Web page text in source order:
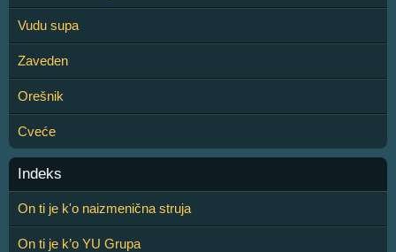
Vudu supa
Zaveden
Orešnik
Cveće
Indeks
On ti je k'o naizmenična struja
On ti je k’o YU Grupa